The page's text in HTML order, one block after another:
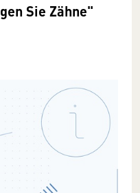
Sie Zähne"